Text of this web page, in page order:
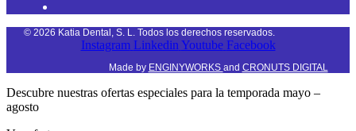
© 2026 Katia Dental, S. L. Todos los derechos reservados.
Instagram Linkedin Youtube Facebook
Made by ENGINYWORKS and CRONUTS DIGITAL
Descubre nuestras ofertas especiales para la temporada mayo –
agosto